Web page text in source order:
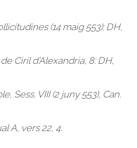
(14 maig 553): DH,
Ciril d’Alexandria, 8: DH,
Sess. VIII (2 juny 553), Can.
A, vers 22, 4.